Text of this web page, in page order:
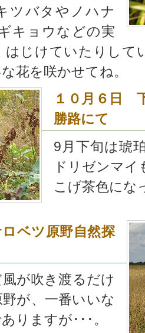
ツバタやノハナ
キョウなどの実
はじけていたりして
花を咲かせてね。
１０月６日
勝路にて
9月下旬は琥
ドリゼンマ
こげ茶色にな
ベツ原野自然探
が吹き渡るだけ
が、一番いいな
りますが･･･。